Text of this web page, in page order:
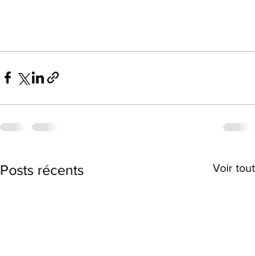
Posts récents Voir tout